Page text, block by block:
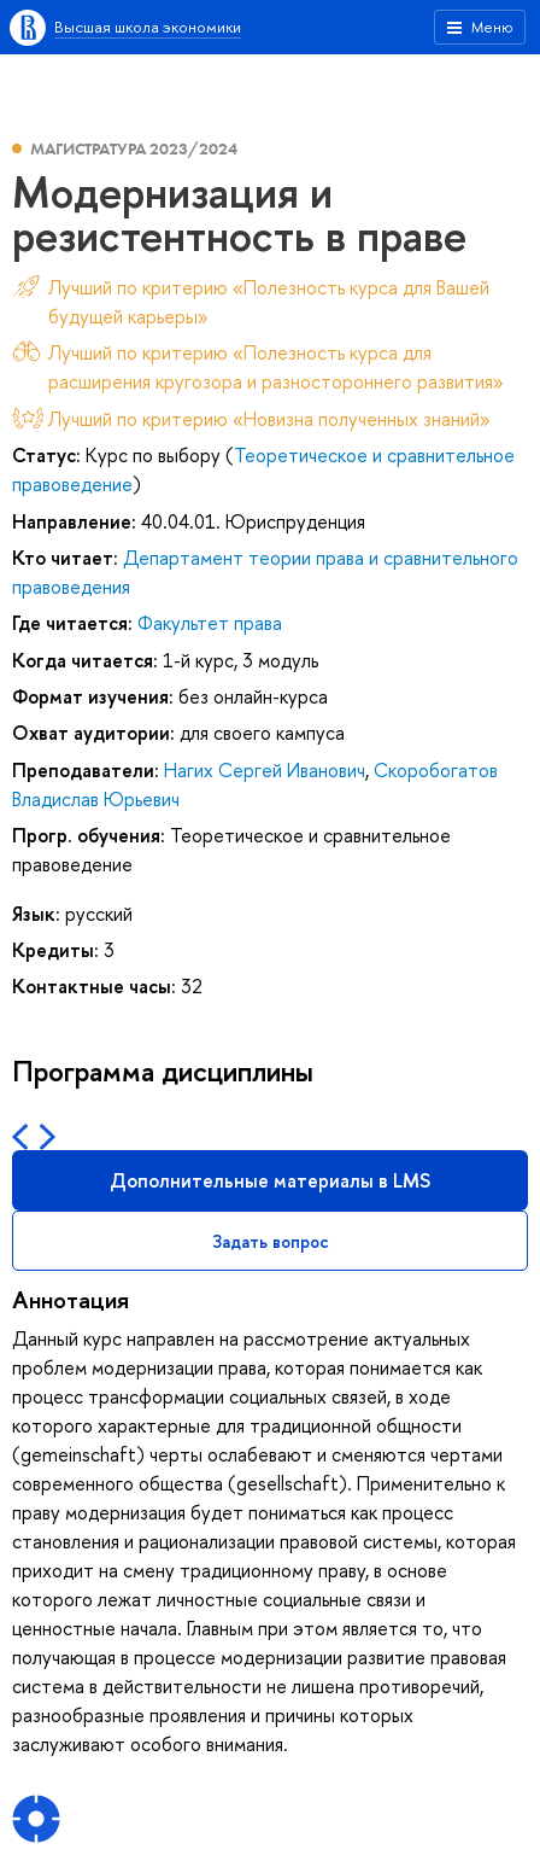
Меню
Высшая школа экономики
МАГИСТРАТУРА 2023/2024
Модернизация и
резистентность в праве
Лучший по критерию «Полезность курса для Вашей
будущей карьеры»
Лучший по критерию «Полезность курса для
расширения кругозора и разностороннего развития»
Лучший по критерию «Новизна полученных знаний»
Статус: Курс по выбору (Теоретическое и сравнительное
правоведение)
Направление: 40.04.01. Юриспруденция
Кто читает: Департамент теории права и сравнительного
правоведения
Где читается: Факультет права
Когда читается: 1-й курс, 3 модуль
Формат изучения: без онлайн-курса
Охват аудитории: для своего кампуса
Преподаватели: Нагих Сергей Иванович,Скоробогатов
Владислав Юрьевич
Прогр. обучения: Теоретическое и сравнительное
правоведение
Язык: русский
Кредиты: 3
Контактные часы: 32
Программа дисциплины
Дополнительные материалы в LMS
Задать вопрос
Аннотация
Данный курс направлен на рассмотрение актуальных
проблем модернизации права, которая понимается как
процесс трансформации социальных связей, в ходе
которого характерные для традиционной общности
(gemeinschaft) черты ослабевают и сменяются чертами
современного общества (gesellschaft). Применительно к
праву модернизация будет пониматься как процесс
становления и рационализации правовой системы, которая
приходит на смену традиционному праву, в основе
которого лежат личностные социальные связи и
ценностные начала. Главным при этом является то, что
получающая в процессе модернизации развитие правовая
система в действительности не лишена противоречий,
разнообразные проявления и причины которых
заслуживают особого внимания.